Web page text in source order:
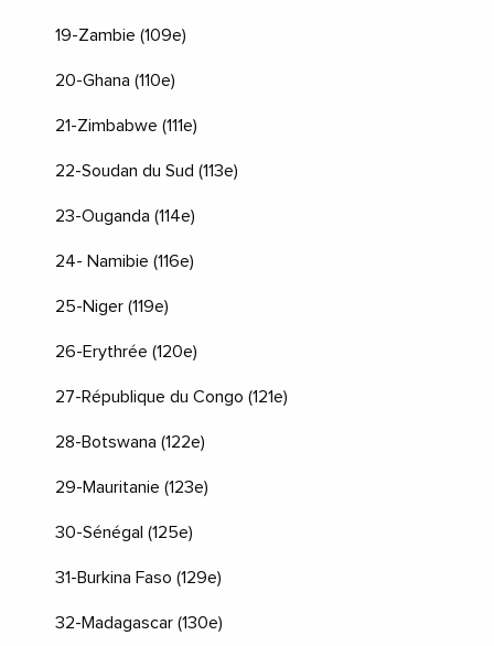
19-Zambie (109e)
20-Ghana (110e)
21-Zimbabwe (111e)
22-Soudan du Sud (113e)
23-Ouganda (114e)
24- Namibie (116e)
25-Niger (119e)
26-Erythrée (120e)
27-République du Congo (121e)
28-Botswana (122e)
29-Mauritanie (123e)
30-Sénégal (125e)
31-Burkina Faso (129e)
32-Madagascar (130e)